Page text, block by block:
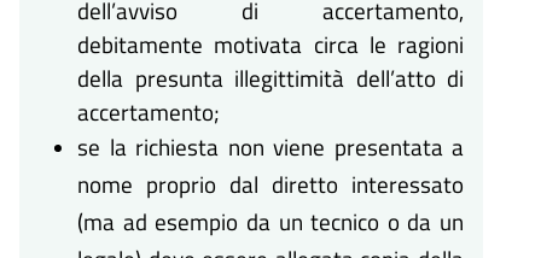
dell’avviso di accertamento,
debitamente motivata circa le ragioni
della presunta illegittimità dell’atto di
accertamento;
se la richiesta non viene presentata a
nome proprio dal diretto interessato
(ma ad esempio da un tecnico o da un